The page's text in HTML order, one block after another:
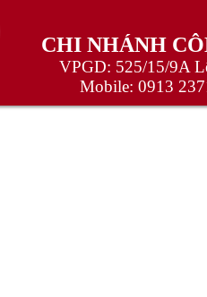
CHI NHÁNH
VPGD: 525/15/9A
Mobile: 0913